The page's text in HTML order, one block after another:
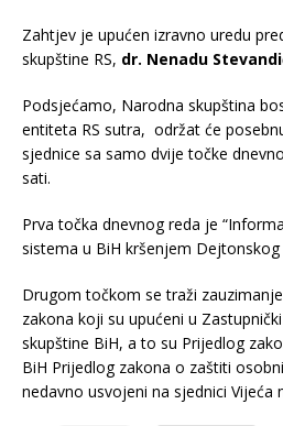
Zahtjev je upućen izravno uredu
skupštine RS, dr. Nenadu
Podsjećamo, Narodna skupština
entiteta RS sutra, održat će
sjednice sa samo dvije točke
sati.
Prva točka dnevnog reda je
sistema u BiH kršenjem
Drugom točkom se traži
zakona koji su upućeni u
skupštine BiH, a to su Prijedlog
BiH Prijedlog zakona o zaštiti
nedavno usvojeni na sjednici Vijeća